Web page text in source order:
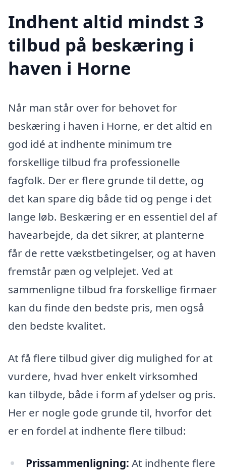
Indhent altid mindst 3
tilbud på beskæring i
haven i Horne
Når man står over for behovet for
beskæring i haven i Horne, er det altid en
god idé at indhente minimum tre
forskellige tilbud fra professionelle
fagfolk. Der er flere grunde til dette, og
det kan spare dig både tid og penge i det
lange løb. Beskæring er en essentiel del af
havearbejde, da det sikrer, at planterne
får de rette vækstbetingelser, og at haven
fremstår pæn og velplejet. Ved at
sammenligne tilbud fra forskellige firmaer
kan du finde den bedste pris, men også
den bedste kvalitet.
At få flere tilbud giver dig mulighed for at
vurdere, hvad hver enkelt virksomhed
kan tilbyde, både i form af ydelser og pris.
Her er nogle gode grunde til, hvorfor det
er en fordel at indhente flere tilbud:
Prissammenligning: At indhente flere